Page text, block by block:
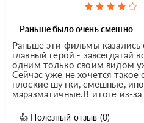
Раньше было очень смешно
Раньше эти фильмы
главный герой - завсегдатай
одним только своим видом
Сейчас уже не хочется
плоские шутки, смешные,
маразматичные.В итоге из-за
👍 Полезный отзыв (0)